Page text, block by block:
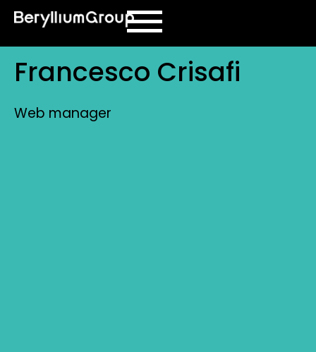
contenuto
Francesco Crisafi
Web manager